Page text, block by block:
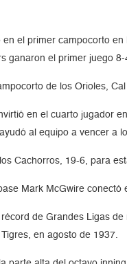
en el primer campocorto
ganaron el primer juego
de los Orioles,
en el cuarto jugador
al equipo a vencer a
Cachorros, 19-6, para
Mark McGwire
de Grandes Ligas
en agosto de 1937.